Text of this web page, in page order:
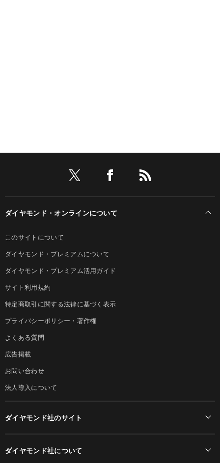
ダイヤモンド・オンラインについて
このサイトについて
ダイヤモンド・プレミアムについて
ダイヤモンド・プレミアム活用ガイド
サイト利用規約
特定商取引に関する法律に基づく表示
プライバシーポリシー・著作権
よくある質問
広告掲載
お問い合わせ
法人導入について
ダイヤモンド社のサイト
ダイヤモンド社について